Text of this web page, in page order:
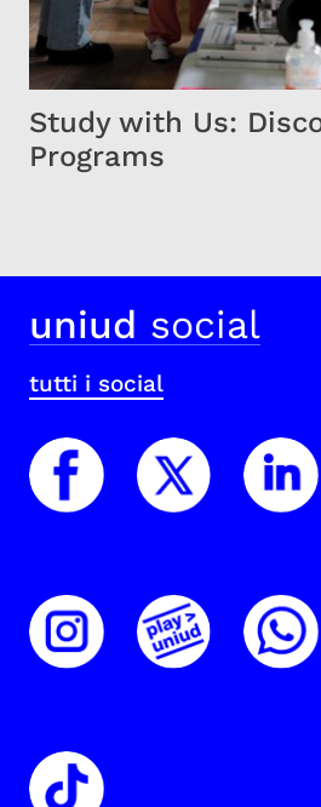
Study with Us:
Programs
uniud social
tutti i social